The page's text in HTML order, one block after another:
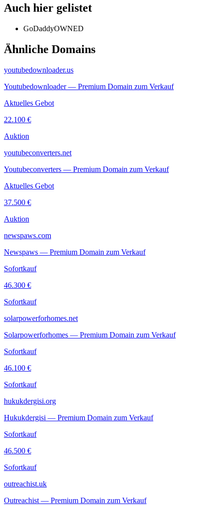
Auch hier gelistet
GoDaddyOWNED
Ähnliche Domains
youtubedownloader.us
Youtubedownloader — Premium Domain zum Verkauf
Aktuelles Gebot
22.100 €
Auktion
youtubeconverters.net
Youtubeconverters — Premium Domain zum Verkauf
Aktuelles Gebot
37.500 €
Auktion
newspaws.com
Newspaws — Premium Domain zum Verkauf
Sofortkauf
46.300 €
Sofortkauf
solarpowerforhomes.net
Solarpowerforhomes — Premium Domain zum Verkauf
Sofortkauf
46.100 €
Sofortkauf
hukukdergisi.org
Hukukdergisi — Premium Domain zum Verkauf
Sofortkauf
46.500 €
Sofortkauf
outreachist.uk
Outreachist — Premium Domain zum Verkauf